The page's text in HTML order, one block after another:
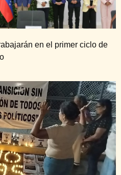
en el primer ciclo de